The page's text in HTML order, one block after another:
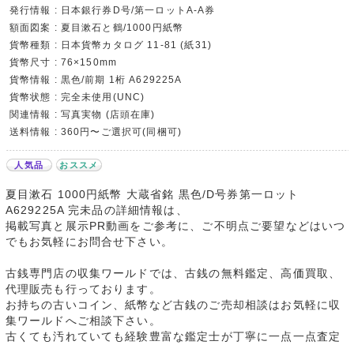
発行情報 : 日本銀行券D号/第一ロットA-A券
額面図案 : 夏目漱石と鶴/1000円紙幣
貨幣種類 : 日本貨幣カタログ 11-81 (紙31)
貨幣尺寸 : 76×150mm
貨幣情報 : 黒色/前期 1桁 A629225A
貨幣状態 : 完全未使用(UNC)
関連情報 : 写真実物 (店頭在庫)
送料情報 : 360円〜ご選択可(同梱可)
人気品 おススメ
夏目漱石 1000円紙幣 大蔵省銘 黒色/D号券第一ロット
A629225A 完未品の詳細情報は、
掲載写真と展示PR動画をご参考に、ご不明点ご要望などはいつ
でもお気軽にお問合せ下さい。
古銭専門店の収集ワールドでは、古銭の無料鑑定、高価買取、
代理販売も行っております。
お持ちの古いコイン、紙幣など古銭のご売却相談はお気軽に収
集ワールドへご相談下さい。
古くても汚れていても経験豊富な鑑定士が丁寧に一点一点査定